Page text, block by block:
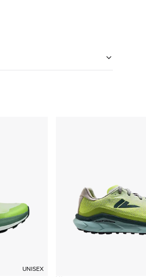
UNISEX